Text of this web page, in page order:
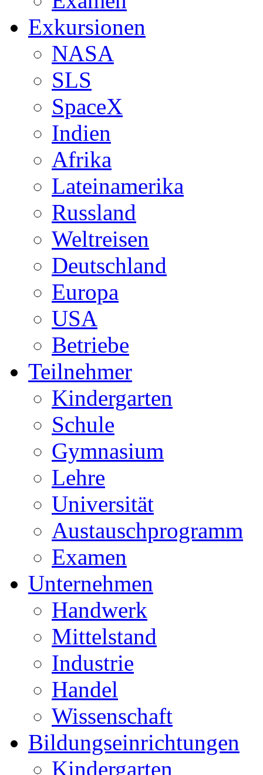
Exkursionen
NASA
SLS
SpaceX
Indien
Afrika
Lateinamerika
Russland
Weltreisen
Deutschland
Europa
USA
Betriebe
Teilnehmer
Kindergarten
Schule
Gymnasium
Lehre
Universität
Austauschprogramm
Examen
Unternehmen
Handwerk
Mittelstand
Industrie
Handel
Wissenschaft
Bildungseinrichtungen
Kindergarten